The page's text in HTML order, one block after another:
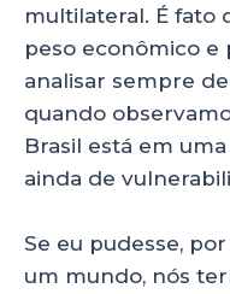
multilateral. É fato
peso econômico e
analisar sempre
quando
Brasil está em
ainda de
Se eu pudesse,
um mundo, nós